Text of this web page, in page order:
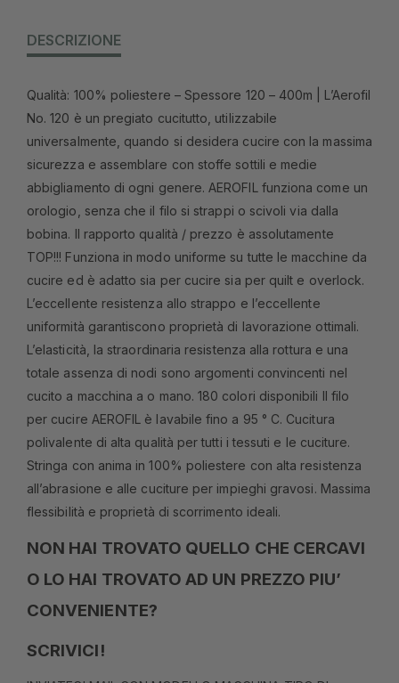
DESCRIZIONE
Qualità: 100% poliestere – Spessore 120 – 400m | L’Aerofil
No. 120 è un pregiato cucitutto, utilizzabile
universalmente, quando si desidera cucire con la massima
sicurezza e assemblare con stoffe sottili e medie
abbigliamento di ogni genere. AEROFIL funziona come un
orologio, senza che il filo si strappi o scivoli via dalla
bobina. Il rapporto qualità / prezzo è assolutamente
TOP!!! Funziona in modo uniforme su tutte le macchine da
cucire ed è adatto sia per cucire sia per quilt e overlock.
L’eccellente resistenza allo strappo e l’eccellente
uniformità garantiscono proprietà di lavorazione ottimali.
L’elasticità, la straordinaria resistenza alla rottura e una
totale assenza di nodi sono argomenti convincenti nel
cucito a macchina a o mano. 180 colori disponibili Il filo
per cucire AEROFIL è lavabile fino a 95 ° C. Cucitura
polivalente di alta qualità per tutti i tessuti e le cuciture.
Stringa con anima in 100% poliestere con alta resistenza
all’abrasione e alle cuciture per impieghi gravosi. Massima
flessibilità e proprietà di scorrimento ideali.
NON HAI TROVATO QUELLO CHE CERCAVI
O LO HAI TROVATO AD UN PREZZO PIU’
CONVENIENTE?
SCRIVICI!